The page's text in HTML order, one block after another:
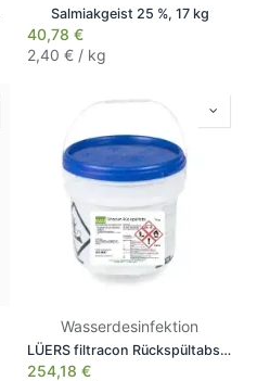
Salmiakgeist 25 %, 17 kg
40,78 €
2,40 € / kg
Wasserdesinfektion
LÜERS filtracon Rückspültabs, 13 kg
254,18 €